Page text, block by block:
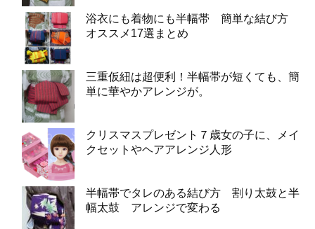
浴衣にも着物にも半幅帯 簡単な結び方
オススメ17選まとめ
三重仮紐は超便利！半幅帯が短くても、簡
単に華やかアレンジが。
クリスマスプレゼント７歳女の子に、メイ
クセットやヘアアレンジ人形
半幅帯でタレのある結び方 割り太鼓と半
幅太鼓 アレンジで変わる